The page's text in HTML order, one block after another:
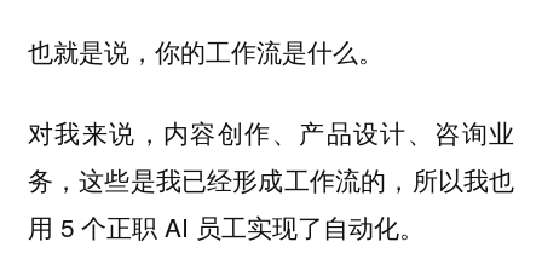
也就是说，你的工作流是什么。
对我来说，内容创作、产品设计、咨询业
务，这些是我已经形成工作流的，所以我也
用 5 个正职 AI 员工实现了自动化。